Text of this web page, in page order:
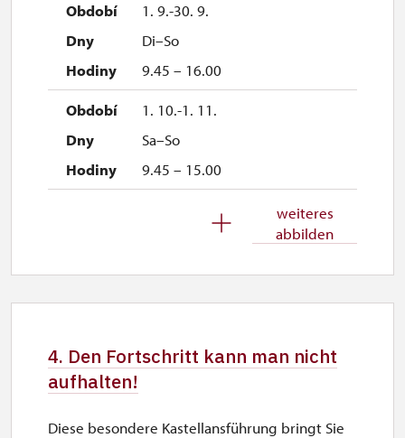
1. 9.-30. 9.
Di–So
9.45 – 16.00
1. 10.-1. 11.
Sa–So
9.45 – 15.00
26. 10.-30. 10.
2. 11.-31. 12.
geschlossen
weiteres
abbilden
4. Den Fortschritt kann man nicht
aufhalten!
Diese besondere Kastellansführung bringt Sie